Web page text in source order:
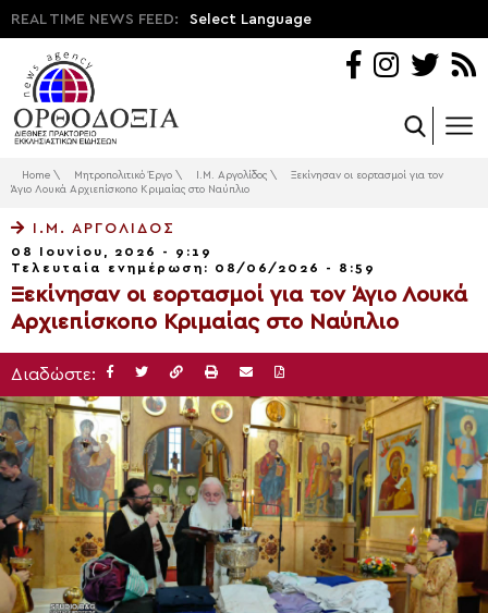
REAL TIME NEWS FEED: Select Language
Home \ Μητροπολιτικό Έργο \ Ι.Μ. Αργολίδος \
Ξεκίνησαν οι εορτασμοί για τον
Άγιο Λουκά Αρχιεπίσκοπο Κριμαίας στο Ναύπλιο
Ι.Μ. ΑΡΓΟΛΊΔΟΣ
08 Ιουνίου, 2026 - 9:19
Τελευταία ενημέρωση: 08/06/2026 - 8:59
Ξεκίνησαν οι εορτασμοί για τον Άγιο Λουκά
Αρχιεπίσκοπο Κριμαίας στο Ναύπλιο
Διαδώστε: